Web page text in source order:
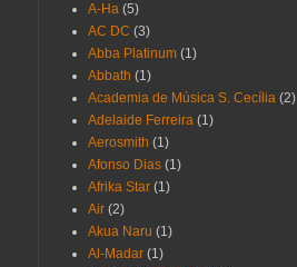
A-Ha (5)
AC DC (3)
Abba Platinum (1)
Abbath (1)
Academia de Música S. Cecília (2)
Adelaide Ferreira (1)
Aerosmith (1)
Afonso Dias (1)
Afrika Star (1)
Air (2)
Akua Naru (1)
Al-Madar (1)